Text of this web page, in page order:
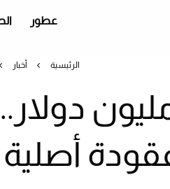
عطور
الرئيسية أخبار
15مليون